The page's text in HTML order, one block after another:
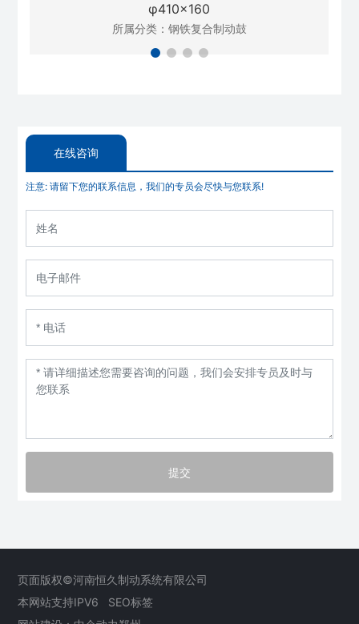
φ410×160
所属分类： 钢铁复合制动鼓
在线咨询
注意: 请留下您的联系信息，我们的专员会尽快与您联系!
提交
页面版权©河南恒久制动系统有限公司
本网站支持IPV6 SEO标签